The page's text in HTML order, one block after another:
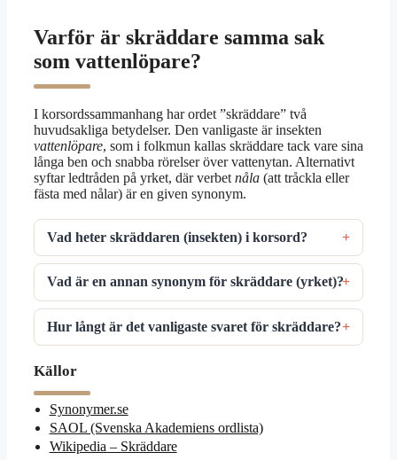
Varför är skräddare samma sak
som vattenlöpare?
I korsordssammanhang har ordet ”skräddare” två
huvudsakliga betydelser. Den vanligaste är insekten
vattenlöpare, som i folkmun kallas skräddare tack vare sina
långa ben och snabba rörelser över vattenytan. Alternativt
syftar ledtråden på yrket, där verbet nåla (att tråckla eller
fästa med nålar) är en given synonym.
Vad heter skräddaren (insekten) i korsord?
Vad är en annan synonym för skräddare (yrket)?
Hur långt är det vanligaste svaret för skräddare?
Källor
Synonymer.se
SAOL (Svenska Akademiens ordlista)
Wikipedia – Skräddare